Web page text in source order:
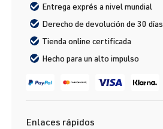
Entrega exprés a nivel mundial
Derecho de devolución de 30 días
Tienda online certificada
Hecho para un alto impulso
Enlaces rápidos